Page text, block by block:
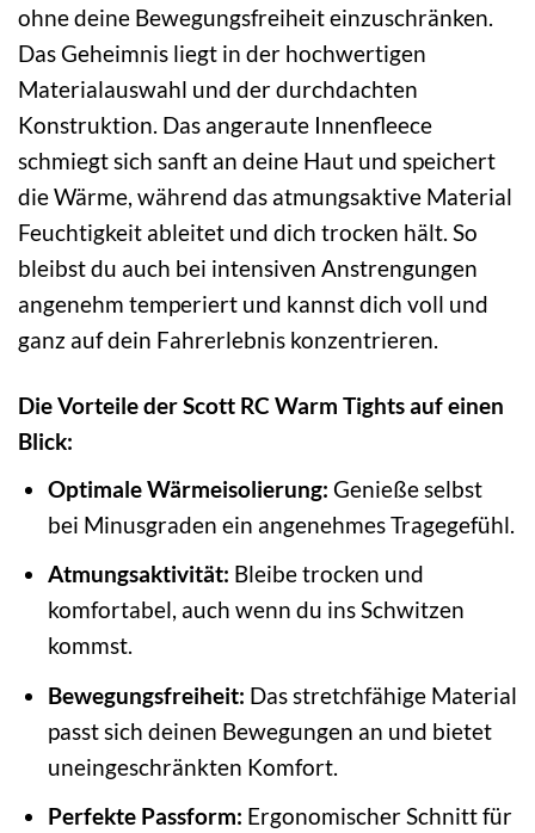
ohne deine Bewegungsfreiheit einzuschränken.
Das Geheimnis liegt in der hochwertigen
Materialauswahl und der durchdachten
Konstruktion. Das angeraute Innenfleece
schmiegt sich sanft an deine Haut und speichert
die Wärme, während das atmungsaktive Material
Feuchtigkeit ableitet und dich trocken hält. So
bleibst du auch bei intensiven Anstrengungen
angenehm temperiert und kannst dich voll und
ganz auf dein Fahrerlebnis konzentrieren.
Die Vorteile der Scott RC Warm Tights auf einen
Blick:
Optimale Wärmeisolierung: Genieße selbst
bei Minusgraden ein angenehmes Tragegefühl.
Atmungsaktivität: Bleibe trocken und
komfortabel, auch wenn du ins Schwitzen
kommst.
Bewegungsfreiheit: Das stretchfähige Material
passt sich deinen Bewegungen an und bietet
uneingeschränkten Komfort.
Perfekte Passform: Ergonomischer Schnitt für